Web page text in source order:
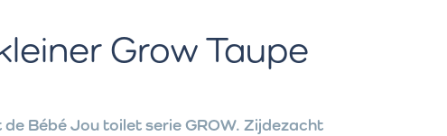
Grow Taupe
Bébé Jou toilet serie GROW. Zijdezacht